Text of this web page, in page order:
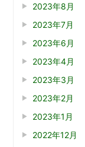
2023年8月
2023年7月
2023年6月
2023年4月
2023年3月
2023年2月
2023年1月
2022年12月